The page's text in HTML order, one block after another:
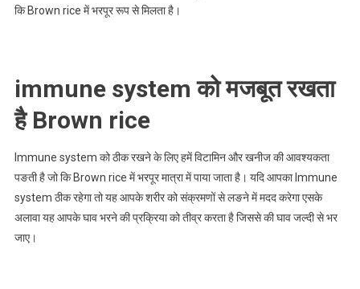
कि Brown rice में भरपूर रूप से मिलता है।
immune system को मजबूत रखता
है Brown rice
Immune system को ठीक रखने के लिए हमें विटामिन और खनीज की आवश्यकता
पङती है जो कि Brown rice में भरपूर मात्रा में पाया जाता है। यदि आपका Immune
system ठीक रहेगा तो यह आपके शरीर को संक्रमणों से लङने में मदद करेगा एसके
अलावा यह आपके घाव भरने की प्रक्रिया को तीव्र करता है जिससे की घाव जल्दी से भर
जाए।